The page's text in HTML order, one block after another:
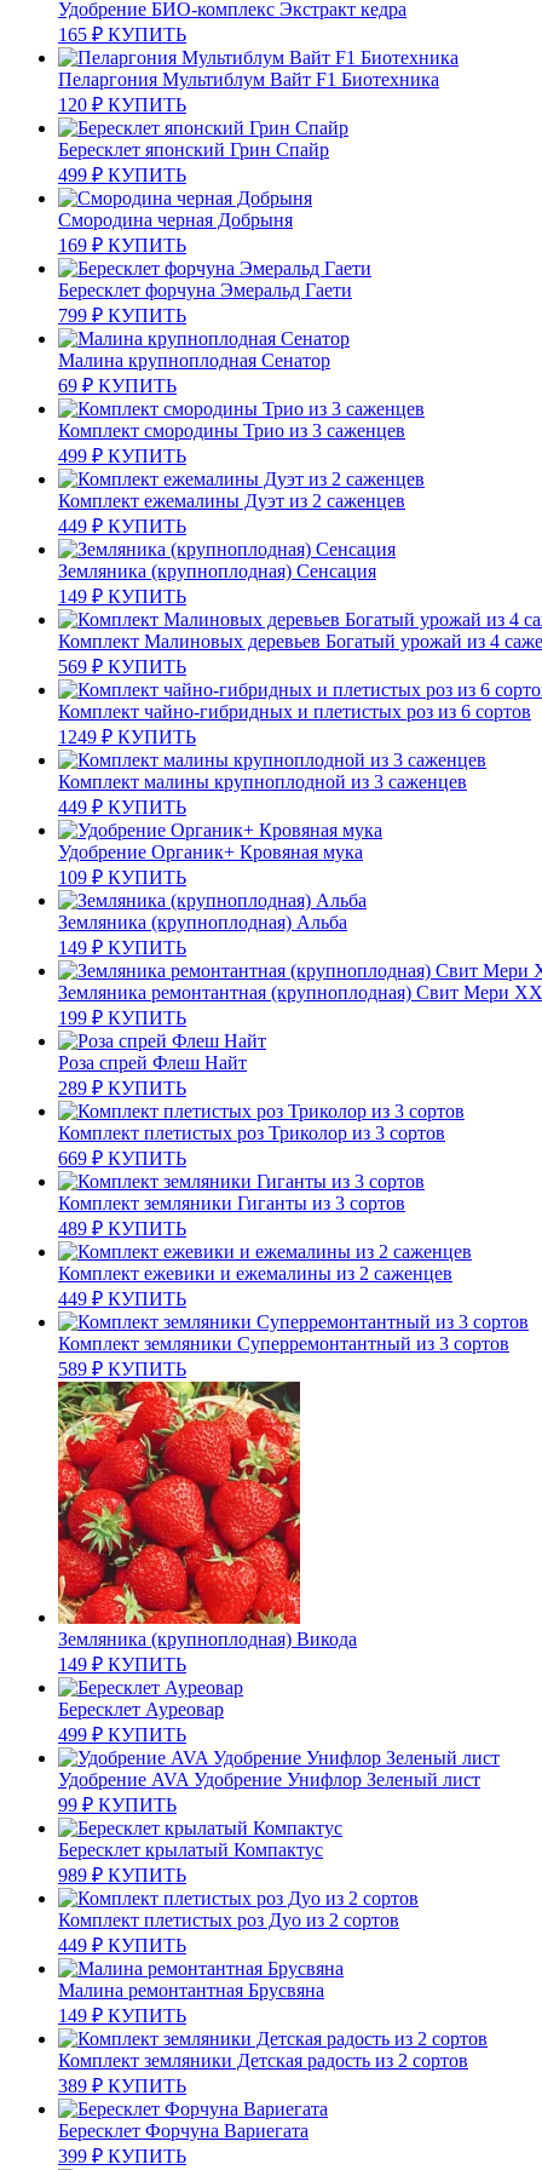
Удобрение БИО-комплекс Экстракт кедра
165 ₽ КУПИТЬ
Пеларгония Мультиблум Вайт F1 Биотехника
120 ₽ КУПИТЬ
Бересклет японский Грин Спайр
499 ₽ КУПИТЬ
Смородина черная Добрыня
169 ₽ КУПИТЬ
Бересклет форчуна Эмеральд Гаети
799 ₽ КУПИТЬ
Малина крупноплодная Сенатор
69 ₽ КУПИТЬ
Комплект смородины Трио из 3 саженцев
499 ₽ КУПИТЬ
Комплект ежемалины Дуэт из 2 саженцев
449 ₽ КУПИТЬ
Земляника (крупноплодная) Сенсация
149 ₽ КУПИТЬ
Комплект Малиновых деревьев Богатый урожай из 4
569 ₽ КУПИТЬ
Комплект чайно-гибридных и плетистых роз из 6 сортов
1249 ₽ КУПИТЬ
Комплект малины крупноплодной из 3 саженцев
449 ₽ КУПИТЬ
Удобрение Органик+ Кровяная мука
109 ₽ КУПИТЬ
Земляника (крупноплодная) Альба
149 ₽ КУПИТЬ
Земляника ремонтантная (крупноплодная) Свит Мери
199 ₽ КУПИТЬ
Роза спрей Флеш Найт
289 ₽ КУПИТЬ
Комплект плетистых роз Триколор из 3 сортов
669 ₽ КУПИТЬ
Комплект земляники Гиганты из 3 сортов
489 ₽ КУПИТЬ
Комплект ежевики и ежемалины из 2 саженцев
449 ₽ КУПИТЬ
Комплект земляники Суперремонтантный из 3 сортов
589 ₽ КУПИТЬ
Земляника (крупноплодная) Викода
149 ₽ КУПИТЬ
Бересклет Ауреовар
499 ₽ КУПИТЬ
Удобрение AVA Удобрение Унифлор Зеленый лист
99 ₽ КУПИТЬ
Бересклет крылатый Компактус
989 ₽ КУПИТЬ
Комплект плетистых роз Дуо из 2 сортов
449 ₽ КУПИТЬ
Малина ремонтантная Брусвяна
149 ₽ КУПИТЬ
Комплект земляники Детская радость из 2 сортов
389 ₽ КУПИТЬ
Бересклет Форчуна Вариегата
399 ₽ КУПИТЬ